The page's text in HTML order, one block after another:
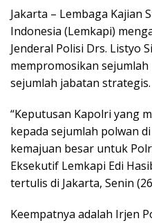
Jakarta – Lembaga Kajian
Indonesia (Lemkapi)
Jenderal Polisi Drs. Listyo
mempromosikan
sejumlah jabatan strategis.
“Keputusan Kapolri yang
kepada sejumlah polwan
kemajuan besar untuk
Eksekutif Lemkapi Edi
tertulis di Jakarta, Senin
Keempatnya adalah Irjen